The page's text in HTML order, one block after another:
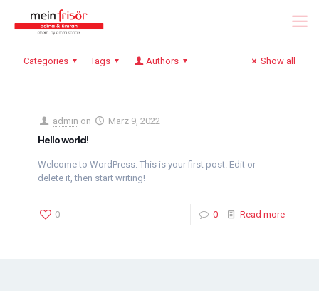
Categories Tags Authors Show all
admin on März 9, 2022
Hello world!
Welcome to WordPress. This is your first post. Edit or
delete it, then start writing!
0 0 Read more